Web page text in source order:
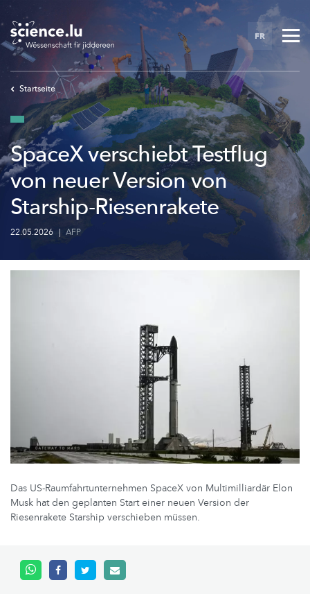
Skip
to
main
content
FR
Startseite
SpaceX verschiebt Testflug
von neuer Version von
Starship-Riesenrakete
22.05.2026 | AFP
Das US-Raumfahrtunternehmen SpaceX von Multimilliardär Elon
Musk hat den geplanten Start einer neuen Version der
Riesenrakete Starship verschieben müssen.